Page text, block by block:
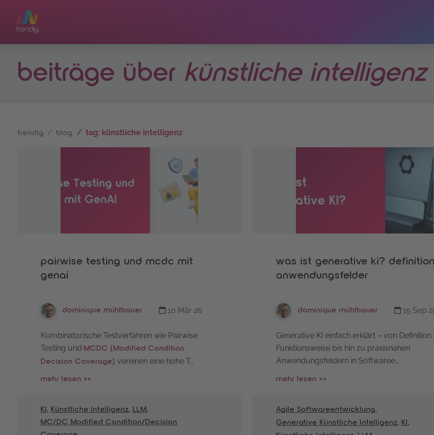
beiträge über künstliche intelligenz
trendig blog tag: künstliche intelligenz
pairwise testing und mcdc mit
genai
dominique mühlbauer 10 Mär 26
Kombinatorische Testverfahren wie Pairwise
Testing und MCDC (Modified Condition
Decision Coverage) vereinen eine hohe T…
mehr lesen >>
KI , Künstliche Intelligenz, LLM,
MC/DC Modified Condition/Decision
was ist generative ki?
anwendungsfelder
dominique mühlbauer 15 Sep
Generative KI einfach erklärt – von Definition
Funktionsweise bis hin zu praxisnahen
Anwendungsfeldern in Softwaree…
mehr lesen >>
Agile Softwareentwicklung,
Generative Künstliche Intelligenz, KI ,